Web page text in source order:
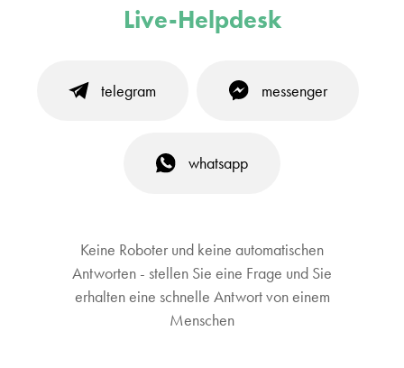
Live-Helpdesk
telegram messenger
whatsapp
Keine Roboter und keine automatischen
Antworten - stellen Sie eine Frage und Sie
erhalten eine schnelle Antwort von einem
Menschen